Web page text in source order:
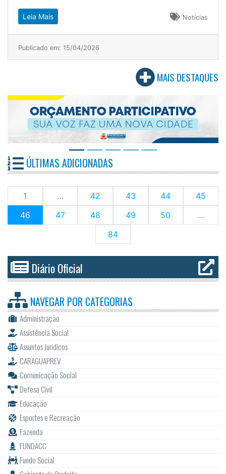
Notícias
Leia Mais
Publicado em: 15/04/2026
MAIS DESTAQUES
ÚLTIMAS ADICIONADAS
1 … 42 43 44
45
46(current)
47 48 49 50
…
84
Diário Oficial
NAVEGAR POR CATEGORIAS
Administração
Assistência Social
Assuntos Jurídicos
CARAGUAPREV
Comunicação Social
Defesa Civil
Educação
Esportes e Recreação
Fazenda
FUNDACC
Fundo Social